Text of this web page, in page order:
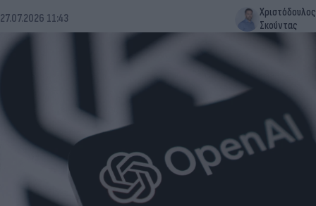
27.07.2026 11:43
Χριστόδουλος
Σκούντας